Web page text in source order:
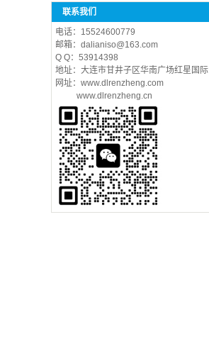
联系我们
电话：15524600779
邮箱：dalianiso@163.com
Q Q：53914398
地址：大连市甘井子区华南广场红星国际
网址：www.dlrenzheng.com
www.dlrenzheng.cn